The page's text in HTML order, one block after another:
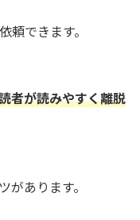
頼できます。
者が読みやすく離脱
があります。